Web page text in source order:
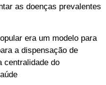
as doenças prevalentes
era um modelo para
a dispensação de
centralidade do